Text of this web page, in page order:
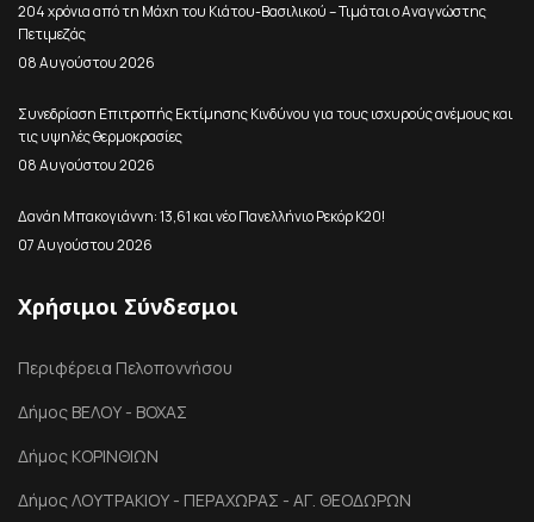
204 χρόνια από τη Μάχη του Κιάτου-Βασιλικού – Τιμάται ο Αναγνώστης
Πετιμεζάς
08 Αυγούστου 2026
Συνεδρίαση Επιτροπής Εκτίμησης Κινδύνου για τους ισχυρούς ανέμους και
τις υψηλές θερμοκρασίες
08 Αυγούστου 2026
Δανάη Μπακογιάννη: 13,61 και νέο Πανελλήνιο Ρεκόρ Κ20!
07 Αυγούστου 2026
Χρήσιμοι Σύνδεσμοι
Περιφέρεια Πελοποννήσου
Δήμος ΒΕΛΟΥ - ΒΟΧΑΣ
Δήμος ΚΟΡΙΝΘΙΩΝ
Δήμος ΛΟΥΤΡΑΚΙΟΥ - ΠΕΡΑΧΩΡΑΣ - ΑΓ. ΘΕΟΔΩΡΩΝ